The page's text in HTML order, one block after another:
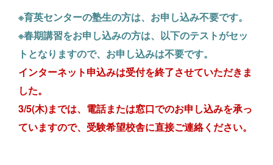
※育英センターの塾生の方は、お申し込み不要です。
※春期講習をお申し込みの方は、以下のテストがセッ
トとなりますので、お申し込みは不要です。
インターネット申込みは受付を終了させていただきま
した。
3/5(木)までは、電話または窓口でのお申し込みを承っ
ていますので、受験希望校舎に直接ご連絡ください。